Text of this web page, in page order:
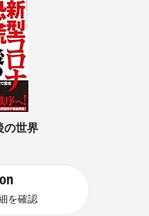
の世界
を確認